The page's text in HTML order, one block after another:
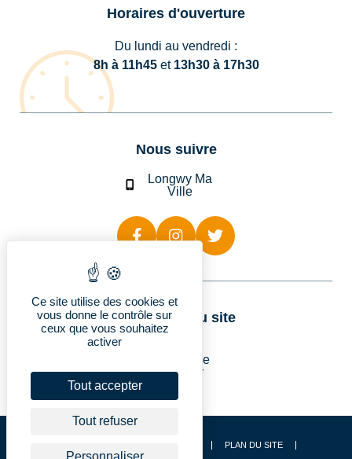
Horaires d'ouverture
Du lundi au vendredi :
8h à 11h45et 13h30 à 17h30
Nous suivre
Longwy Ma
Ville
Rubriques du site
Vie pratique
Découvrir
PLAN DU SITE
Ce site utilise des cookies et
vous donne le contrôle sur
ceux que vous souhaitez
activer
Tout accepter
Tout refuser